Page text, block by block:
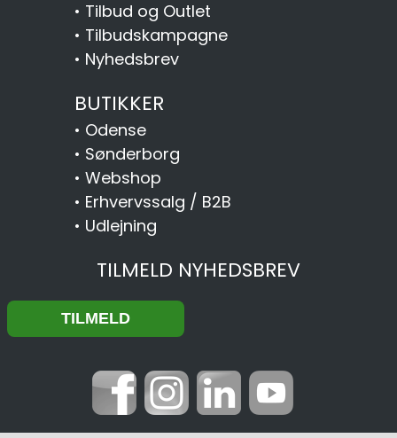
• Tilbud og Outlet
• Tilbudskampagne
• Nyhedsbrev
BUTIKKER
• Odense
• Sønderborg
• Webshop
• Erhvervssalg / B2B
• Udlejning
TILMELD NYHEDSBREV